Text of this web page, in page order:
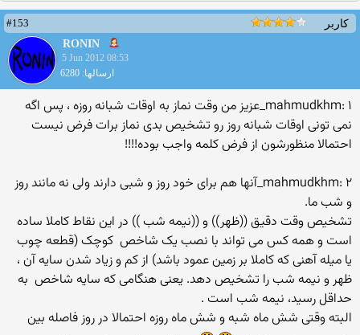
کاربر
#153
RONIN
5 Jun 2012 08:53
ارسالها: 6280
mahmudkhm: ۱_عزیز من وقت نماز به اوقات شبانه روزه ، پس اگه
نمی تونی اوقات شبانه روز رو تشخیص بدی نماز برات فرض نیست
احتمالا منظورشون از فرض کلمه واجب بوده!!!!
mahmudkhm: ۲_آنها هم براى خود روز و شبى دارند ولى نه مانند روز
و شب ما.
تشخیص وقت دقیق ((ظهر)) و ((نیمه شب )) در این نقاط کاملا ساده
است و همه کس مى تواند با نصب یک شاخص ‍ کوچک (قطعه چوب
یا میله آهنى که کاملا بر زمین عمود باشد) از کم و زیاد شدن سایه آن ،
ظهر و نیمه شب را تشخیص دهد. یعنى هنگامى که سایه شاخص ‍ به
حداقل رسید، نیمه شب است .
البته وقتی شش ماه شبه و شش ماه روزه احتمالا در روز فاصله بین